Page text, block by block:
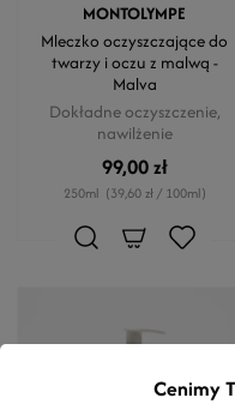
MONTOLYMPE
Mleczko oczyszczające do
twarzy i oczu z malwą -
Malva
Dokładne oczyszczenie,
nawilżenie
99,00 zł
250ml (39,60 zł / 100ml)
Cenimy